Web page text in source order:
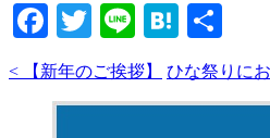
Facebook
TwitterLineHatena
有
< 【新年のご挨拶】 ひな祭りに